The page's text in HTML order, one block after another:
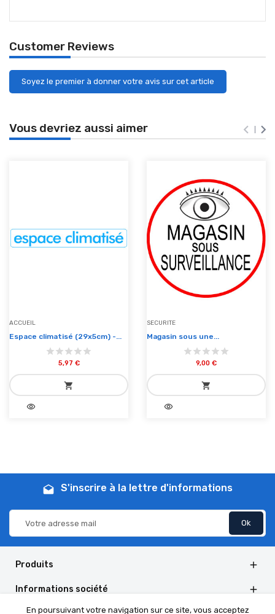
Customer Reviews
Soyez le premier à donner votre avis sur cet article
Vous devriez aussi aimer
ACCUEIL
Espace climatisé (29x5cm) -...
5,97 €
shopping_cart
add_shopping_cartvisibility
SECURITE
Magasin sous une...
9,00 €
shopping_cart
add_shopping_cartvisibility
 
drafts S'inscrire à la lettre d'informations
Produits 
Informations société 
En poursuivant votre navigation sur ce site, vous acceptez